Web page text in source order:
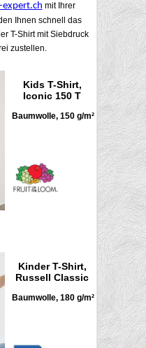
mit Ihrer
Ihnen schnell das
T-Shirt mit Siebdruck
zustellen.
Kids T-Shirt,
Iconic 150 T
Baumwolle, 150 g/m²
Kinder T-Shirt,
Russell Classic
Baumwolle, 180 g/m²